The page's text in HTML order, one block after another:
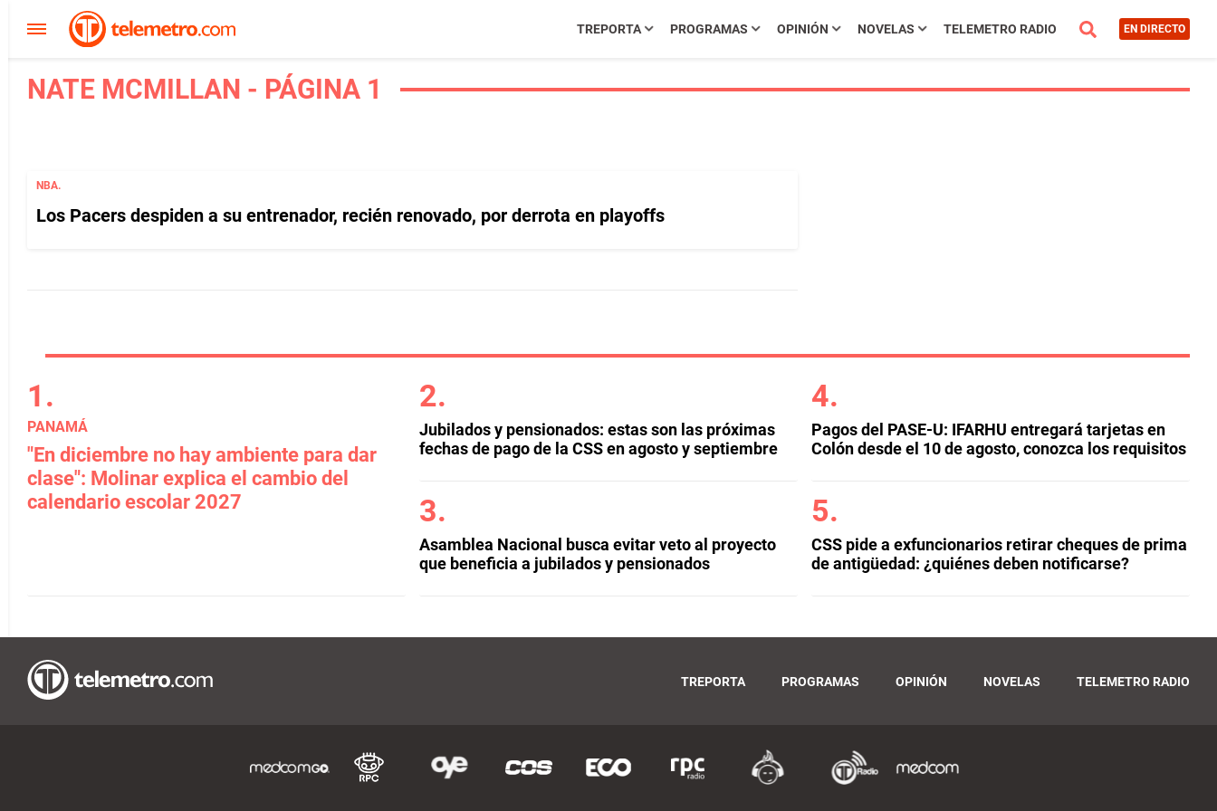
TREPORTA PROGRAMAS OPINIÓN NOVELAS TELEMETRO RADIO EN DIRECTO
NATE MCMILLAN - PÁGINA 1
NBA.
Los Pacers despiden a su entrenador, recién renovado, por derrota en playoffs
PANAMÁ
"En diciembre no hay ambiente para dar
clase": Molinar explica el cambio del
calendario escolar 2027
Jubilados y pensionados: estas son las próximas
fechas de pago de la CSS en agosto y septiembre
Asamblea Nacional busca evitar veto al proyecto
que beneficia a jubilados y pensionados
Pagos del PASE-U: IFARHU entregará tarjetas en
Colón desde el 10 de agosto, conozca los requisitos
CSS pide a exfuncionarios retirar cheques de prima
de antigüedad: ¿quiénes deben notificarse?
TREPORTA PROGRAMAS OPINIÓN NOVELAS TELEMETRO RADIO